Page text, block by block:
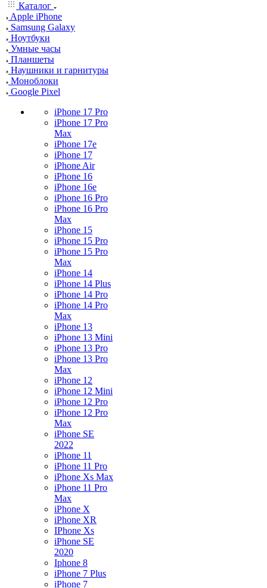
Каталог
Apple iPhone
Samsung Galaxy
Ноутбуки
Умные часы
Планшеты
Наушники и гарнитуры
Моноблоки
Google Pixel
iPhone 17 Pro
iPhone 17 Pro
Max
iPhone 17e
iPhone 17
iPhone Air
iPhone 16
iPhone 16e
iPhone 16 Pro
iPhone 16 Pro
Max
iPhone 15
iPhone 15 Pro
iPhone 15 Pro
Max
iPhone 14
iPhone 14 Plus
iPhone 14 Pro
iPhone 14 Pro
Max
iPhone 13
iPhone 13 Mini
iPhone 13 Pro
iPhone 13 Pro
Max
iPhone 12
iPhone 12 Mini
iPhone 12 Pro
iPhone 12 Pro
Max
iPhone SE
2022
iPhone 11
iPhone 11 Pro
iPhone Xs Max
iPhone 11 Pro
Max
iPhone X
iPhone XR
IPhone Xs
iPhone SE
2020
Iphone 8
iPhone 7 Plus
iPhone 7